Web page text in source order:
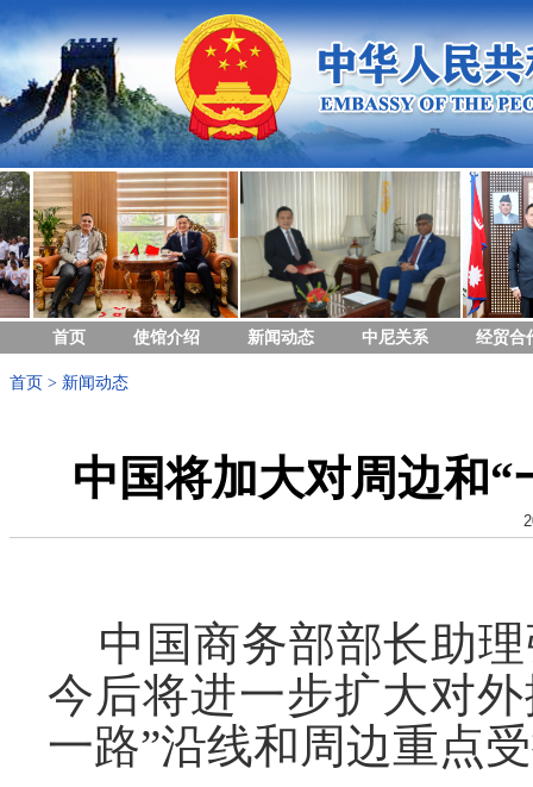
首页 使馆介绍 新闻动态 中尼关系 经贸合
首页 > 新闻动态
中国将加大对周边和
中国商务部部长助理
今后将进一步扩大对
一路”沿线和周边重点